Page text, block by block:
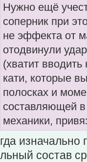
Нужно ещё
соперник при
не эффекта от
отодвинули
(хватит
кати, которые
полосках и
составляющей в
механики,
изначально
состав